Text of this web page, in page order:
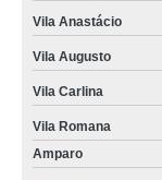
Vila Anastácio
Vila Augusto
Vila Carlina
Vila Romana
Amparo